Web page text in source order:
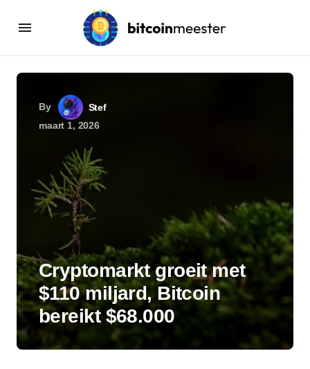
By
Stef
maart 1, 2026
Cryptomarkt groeit met
$110 miljard, Bitcoin
bereikt $68.000